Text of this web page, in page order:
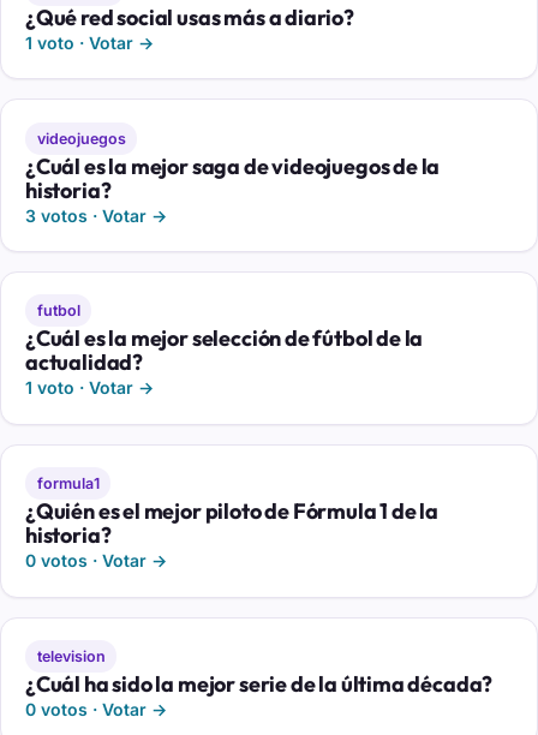
¿Qué red social usas más a diario?
1 voto · Votar →
videojuegos
¿Cuál es la mejor saga de videojuegos de la
historia?
3 votos · Votar →
futbol
¿Cuál es la mejor selección de fútbol de la
actualidad?
1 voto · Votar →
formula1
¿Quién es el mejor piloto de Fórmula 1 de la
historia?
0 votos · Votar →
television
¿Cuál ha sido la mejor serie de la última década?
0 votos · Votar →